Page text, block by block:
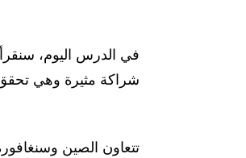
في الدرس اليوم،
شراكة مثيرة وهي تحقق
تتعاون الصين